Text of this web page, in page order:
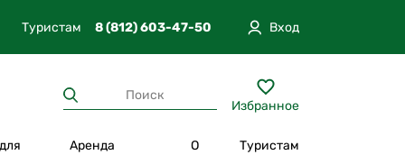
Туристам 8 (812) 603-47-50 Вход
Избранное
Аренда
О
Туристам
Туристам 8 (812) 603-47-50